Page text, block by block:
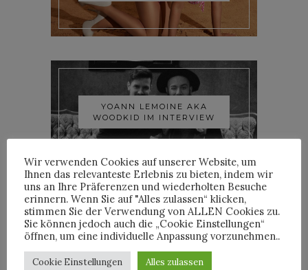
YOANN LEMOINE AKA
WOODKID IM INTERVIEW
ROOSEVELT IM INTERVIEW
Wir verwenden Cookies auf unserer Website, um
Ihnen das relevanteste Erlebnis zu bieten, indem wir
uns an Ihre Präferenzen und wiederholten Besuche
erinnern. Wenn Sie auf "Alles zulassen“ klicken,
stimmen Sie der Verwendung von ALLEN Cookies zu.
Sie können jedoch auch die „Cookie Einstellungen“
öffnen, um eine individuelle Anpassung vorzunehmen..
Cookie Einstellungen Alles zulassen